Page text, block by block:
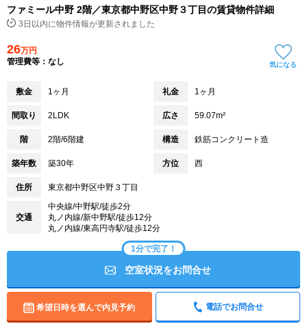
ファミール中野 2階／東京都中野区中野３丁目の賃貸物件詳細
3日以内に物件情報が更新されました
26万円
管理費等：なし
気になる
敷金 1ヶ月 礼金 1ヶ月
間取り 2LDK 広さ 59.07m²
階 2階/6階建 構造 鉄筋コンクリート造
築年数 築30年 方位 西
住所 東京都中野区中野３丁目
交通
中央線/中野駅/徒歩2分
丸ノ内線/新中野駅/徒歩12分
丸ノ内線/東高円寺駅/徒歩12分
1分で完了！
空室状況をお問合せ
希望日時を選んで内見予約 電話でお問合せ